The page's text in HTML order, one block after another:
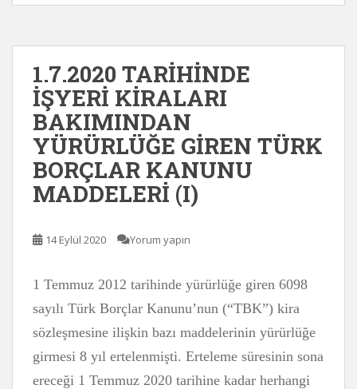
1.7.2020 TARİHİNDE
İŞYERİ KİRALARI
BAKIMINDAN
YÜRÜRLÜĞE GİREN TÜRK
BORÇLAR KANUNU
MADDELERİ (I)
14 Eylül 2020 Yorum yapın
1 Temmuz 2012 tarihinde yürürlüğe giren 6098
sayılı Türk Borçlar Kanunu’nun (“TBK”) kira
sözleşmesine ilişkin bazı maddelerinin yürürlüğe
girmesi 8 yıl ertelenmişti. Erteleme süresinin sona
ereceği 1 Temmuz 2020 tarihine kadar herhangi